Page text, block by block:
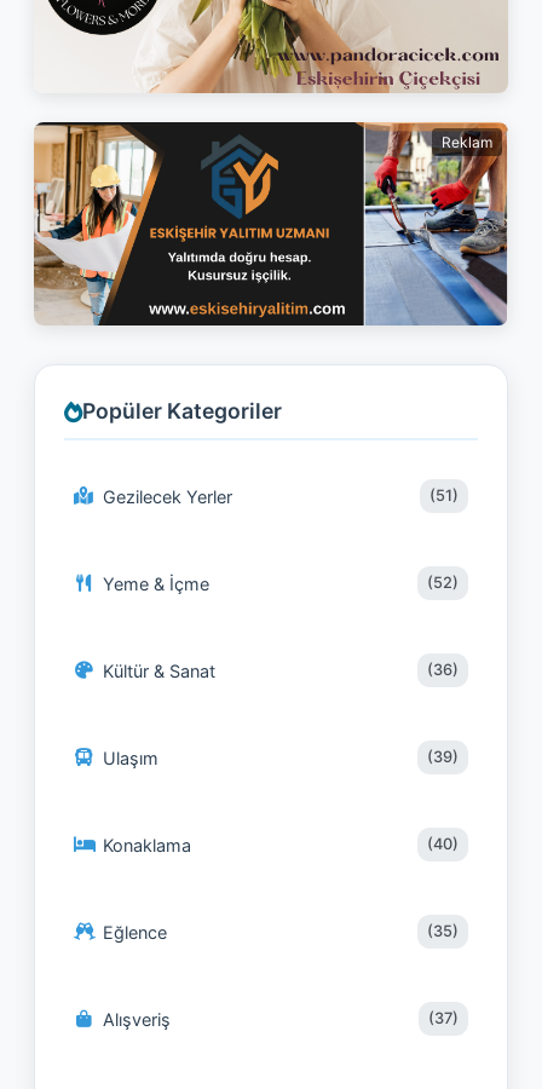
Reklam
Popüler Kategoriler
Gezilecek Yerler (51)
Yeme & İçme (52)
Kültür & Sanat (36)
Ulaşım (39)
Konaklama (40)
Eğlence (35)
Alışveriş (37)